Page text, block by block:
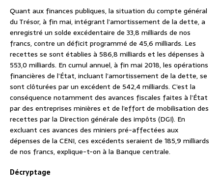
Quant aux finances publiques, la situation du compte général
du Trésor, à fin mai, intégrant l’amortissement de la dette, a
enregistré un solde excédentaire de 33,8 milliards de nos
francs, contre un déficit programmé de 45,6 milliards. Les
recettes se sont établies à 586,8 milliards et les dépenses à
553,0 milliards. En cumul annuel, à fin mai 2018, les opérations
financières de l’État, incluant l’amortissement de la dette, se
sont clôturées par un excédent de 542,4 milliards. C’est la
conséquence notamment des avances fiscales faites à l’État
par des entreprises minières et de l’effort de mobilisation des
recettes par la Direction générale des impôts (DGI). En
excluant ces avances des miniers pré-affectées aux
dépenses de la CENI, ces excédents seraient de 185,9 milliards
de nos francs, explique-t-on à la Banque centrale.
Décryptage